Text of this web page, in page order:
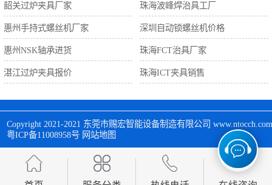
韶关过炉夹具厂家 珠海波峰焊治具工厂
惠州手持式螺丝机厂家 深圳自动锁螺丝机价格
惠州NSK轴承进货 珠海FCT治具厂家
湛江过炉夹具报价 珠海ICT夹具销售
Copyright 2021-2021 东莞市赐宏智能设备制造有限公司
粤ICP备11008958号 网站地图